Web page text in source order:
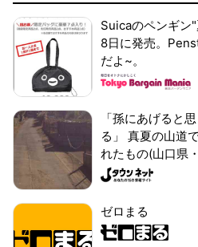
Suicaのペンギン
8日に発売。
だよ~。
「孫にあげると
る」 真夏の山道
れたもの(山口県
ゼロまる